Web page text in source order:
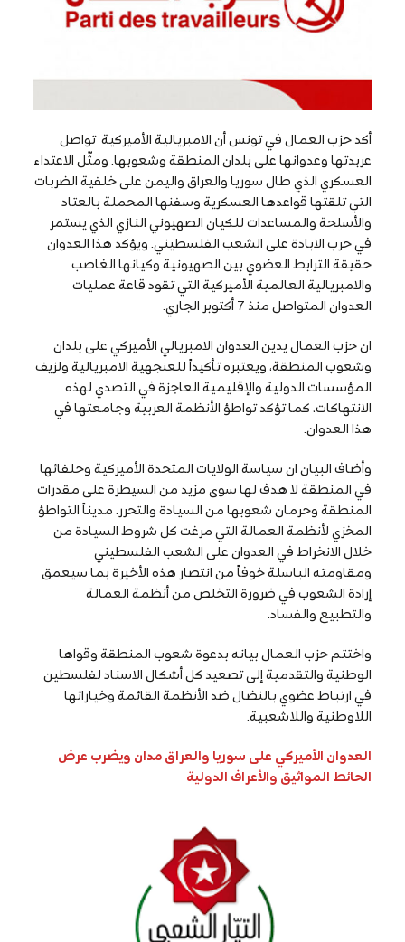
أكد حزب العمال في تونس أن الامبريالية الأميركية تواصل
عربدتها وعدوانها على بلدان المنطقة وشعوبها. ومثّل الاعتداء
العسكري الذي طال سوريا والعراق واليمن على خلفية الضربات
التي تلقتها قواعدها العسكرية وسفنها المحملة بالعتاد
والأسلحة والمساعدات للكيان الصهيوني النازي الذي يستمر
في حرب الابادة على الشعب الفلسطيني. ويؤكد هذا العدوان
حقيقة الترابط العضوي بين الصهيونية وكيانها الغاصب
والامبريالية العالمية الأميركية التي تقود قاعة عمليات
العدوان المتواصل منذ 7 أكتوبر الجاري.
ان حزب العمال يدين العدوان الامبريالي الأميركي على بلدان
وشعوب المنطقة، ويعتبره تأكيداً للعنجهية الامبريالية ولزيف
المؤسسات الدولية والإقليمية العاجزة في التصدي لهذه
الانتهاكات، كما تؤكد تواطؤ الأنظمة العربية وجامعتها في
هذا العدوان.
وأضاف البيان ان سياسة الولايات المتحدة الأميركية وحلفائها
في المنطقة لا هدف لها سوى مزيد من السيطرة على مقدرات
المنطقة وحرمان شعوبها من السيادة والتحرر. مديناً التواطؤ
المخزي لأنظمة العمالة التي مرغت كل شروط السيادة من
خلال الانخراط في العدوان على الشعب الفلسطيني
ومقاومته الباسلة خوفاً من انتصار هذه الأخيرة بما سيعمق
إرادة الشعوب في ضرورة التخلص من أنظمة العمالة
والتطبيع والفساد.
واختتم حزب العمال بيانه بدعوة شعوب المنطقة وقواها
الوطنية والتقدمية إلى تصعيد كل أشكال الاسناد لفلسطين
في ارتباط عضوي بالنضال ضد الأنظمة القائمة وخياراتها
اللاوطنية واللاشعبية.
العدوان الأميركي على سوريا والعراق مدان ويضرب عرض
الحائط المواثيق والأعراف الدولية